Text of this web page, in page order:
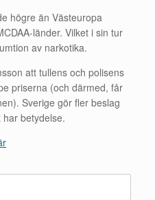
högre än Västeuropa
länder. Vilket i sin tur
av narkotika.
att tullens och polisens
priserna (och därmed, får
Sverige gör fler beslag
betydelse.